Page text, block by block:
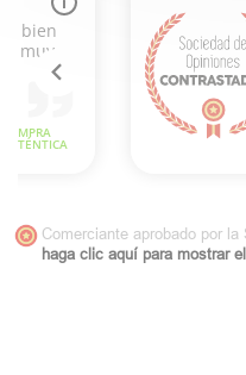
Comerciante aprobado por
haga clic aquí para mostrar